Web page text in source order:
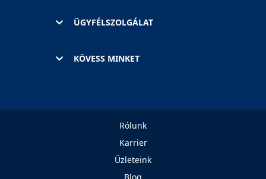
ÜGYFÉLSZOLGÁLAT
KÖVESS MINKET
Rólunk
Karrier
Üzleteink